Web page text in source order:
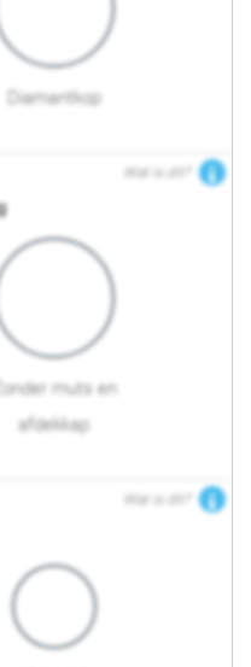
Diamantkop
Wat is dit?
Zonder muts en
afdekkap
Wat is dit?